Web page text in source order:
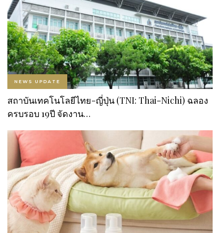
NEWS UPDATE
สถาบันเทคโนโลยีไทย-ญี่ปุ่น (TNI: Thai-Nichi) ฉลอง
ครบรอบ 19ปี จัดงาน…